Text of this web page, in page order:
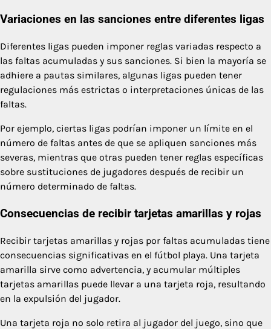
Variaciones en las sanciones entre diferentes ligas
Diferentes ligas pueden imponer reglas variadas respecto a
las faltas acumuladas y sus sanciones. Si bien la mayoría se
adhiere a pautas similares, algunas ligas pueden tener
regulaciones más estrictas o interpretaciones únicas de las
faltas.
Por ejemplo, ciertas ligas podrían imponer un límite en el
número de faltas antes de que se apliquen sanciones más
severas, mientras que otras pueden tener reglas específicas
sobre sustituciones de jugadores después de recibir un
número determinado de faltas.
Consecuencias de recibir tarjetas amarillas y rojas
Recibir tarjetas amarillas y rojas por faltas acumuladas tiene
consecuencias significativas en el fútbol playa. Una tarjeta
amarilla sirve como advertencia, y acumular múltiples
tarjetas amarillas puede llevar a una tarjeta roja, resultando
en la expulsión del jugador.
Una tarjeta roja no solo retira al jugador del juego, sino que